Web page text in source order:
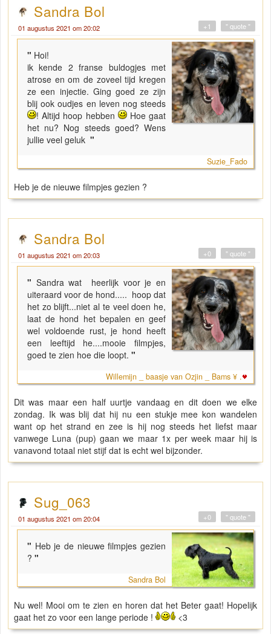
Sandra Bol
01 augustus 2021 om 20:02 " quote "
+1
" Hoi!
ik kende 2 franse buldogjes met
atrose en om de zoveel tijd kregen
ze een injectie. Ging goed ze zijn
blij ook oudjes en leven nog steeds
! Altijd hoop hebben
Hoe gaat
het nu? Nog steeds goed? Wens
jullie veel geluk "
Suzie_Fado
Heb je de nieuwe filmpjes gezien ?
Sandra Bol
01 augustus 2021 om 20:03 " quote "
+0
" Sandra wat heerlijk voor je en
uiteraard voor de hond..... hoop dat
het zo blijft...niet al te veel doen he,
laat de hond het bepalen en geef
wel voldoende rust, je hond heeft
een leeftijd he....mooie filmpjes,
goed te zien hoe die loopt. "
Willemijn _ baasje van Ozjin _ Bams ¥ .
Dit was maar een half uurtje vandaag en dit doen we elke
zondag. Ik was blij dat hij nu een stukje mee kon wandelen
want op het strand en zee is hij nog steeds het liefst maar
vanwege Luna (pup) gaan we maar 1x per week maar hij is
vanavond totaal niet stijf dat is echt wel bijzonder.
Sug_063
01 augustus 2021 om 20:04 " quote "
+0
" Heb je de nieuwe filmpjes gezien
? "
Sandra Bol
Nu wel! Mooi om te zien en horen dat het Beter gaat! Hopelijk
gaat het zo voor een lange periode !
<3